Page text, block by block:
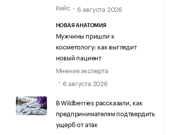
Кейс
6 августа 2026
НОВАЯ АНАТОМИЯ
Мужчины пришли к
косметологу: как выглядит
новый пациент
Мнение эксперта
6 августа 2026
В Wildberries рассказали, как
предпринимателям подтвердить
ущерб от атак